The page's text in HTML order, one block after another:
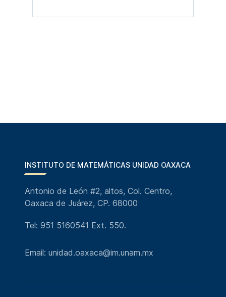
INSTITUTO DE MATEMÁTICAS UNIDAD OAXACA
Antonio de León #2, altos, Col. Centro,
Oaxaca de Juárez, CP. 68000
Tel: 951 5160541 Ext. 550.
Email: unidad.oaxaca@im.unam.mx